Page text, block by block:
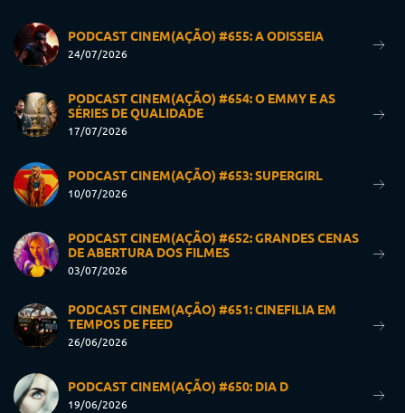
PODCAST CINEM(AÇÃO) #655: A ODISSEIA
24/07/2026
PODCAST CINEM(AÇÃO) #654: O EMMY E AS
SÉRIES DE QUALIDADE
17/07/2026
PODCAST CINEM(AÇÃO) #653: SUPERGIRL
10/07/2026
PODCAST CINEM(AÇÃO) #652: GRANDES CENAS
DE ABERTURA DOS FILMES
03/07/2026
PODCAST CINEM(AÇÃO) #651: CINEFILIA EM
TEMPOS DE FEED
26/06/2026
PODCAST CINEM(AÇÃO) #650: DIA D
19/06/2026